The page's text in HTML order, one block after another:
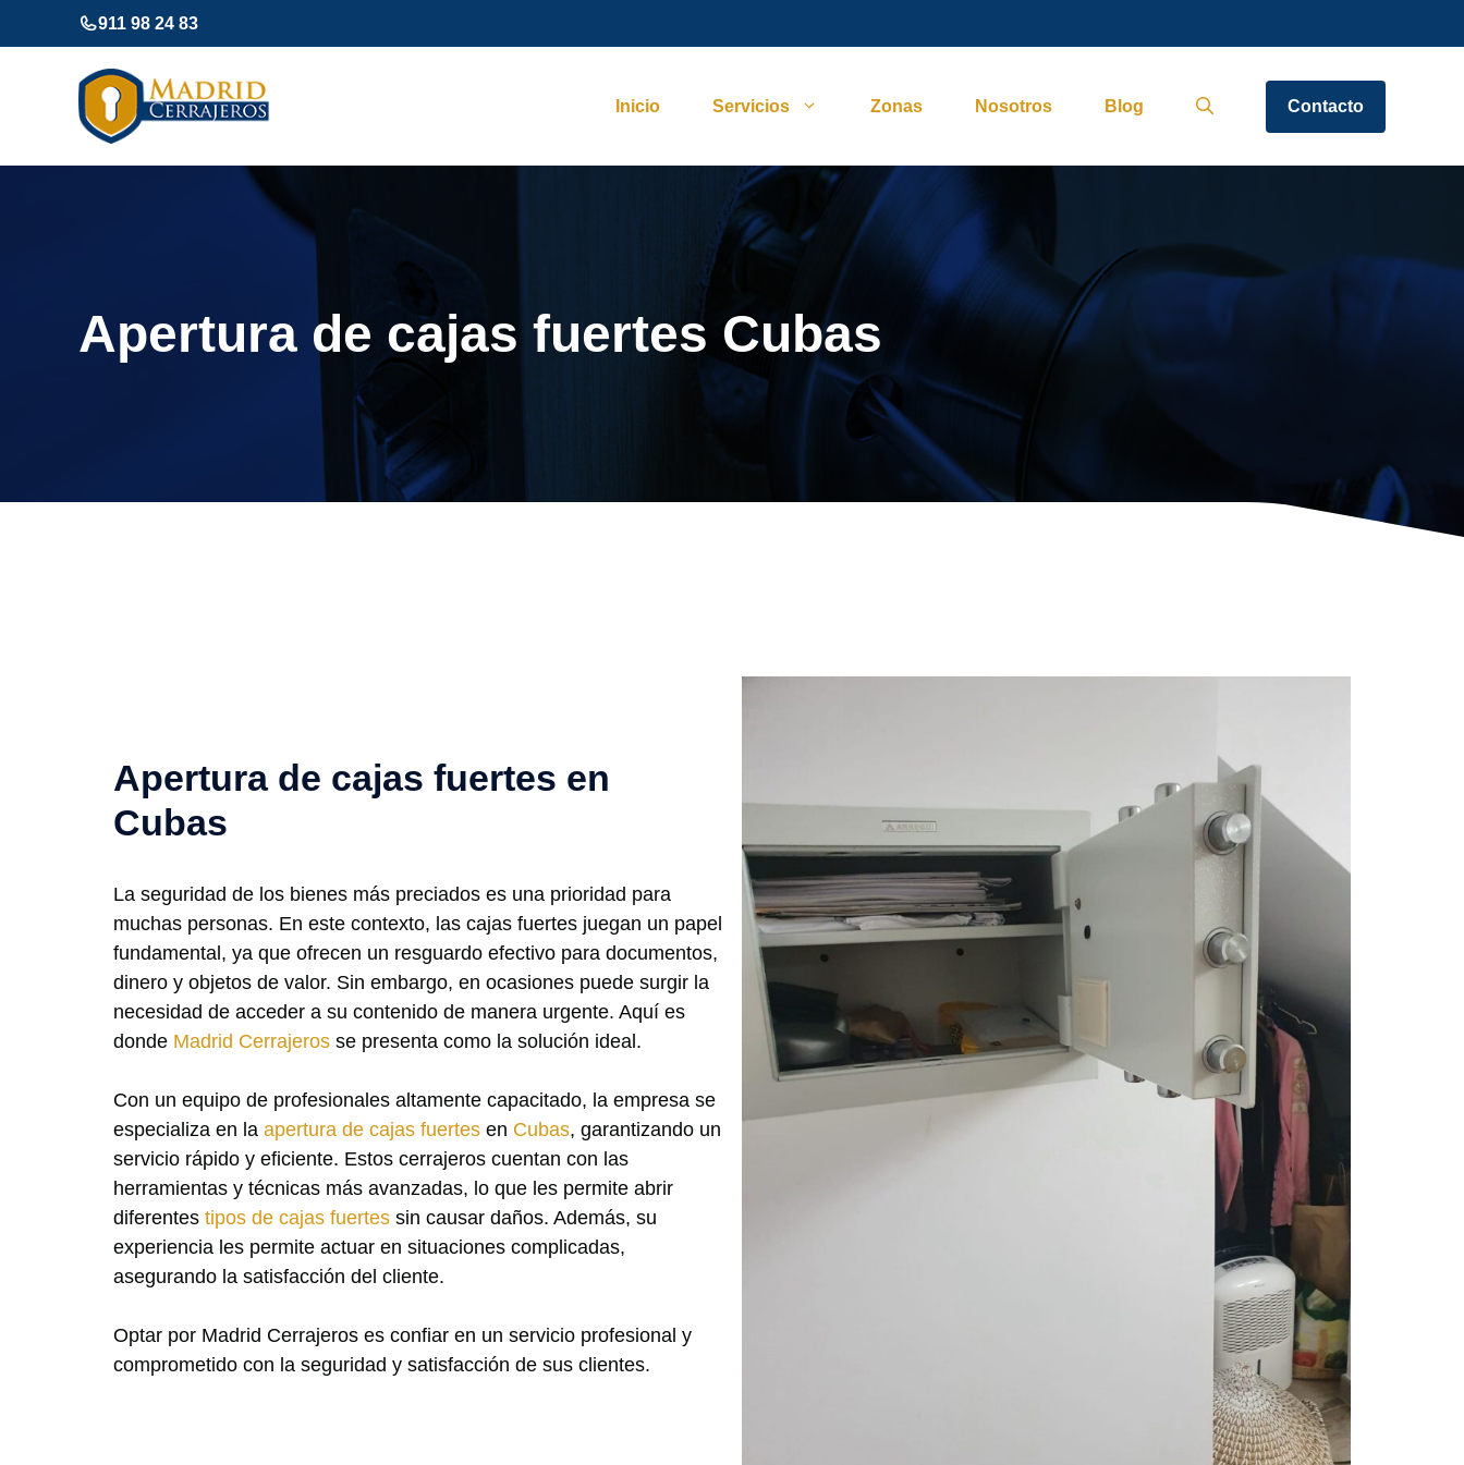
al
911 98 24 83
Inicio Servicios Zonas Nosotros Blog Contacto
Apertura de cajas fuertes Cubas
Apertura de cajas fuertes en
Cubas
La seguridad de los bienes más preciados es una prioridad para
muchas personas. En este contexto, las cajas fuertes juegan un papel
fundamental, ya que ofrecen un resguardo efectivo para documentos,
dinero y objetos de valor. Sin embargo, en ocasiones puede surgir la
necesidad de acceder a su contenido de manera urgente. Aquí es
donde Madrid Cerrajeros se presenta como la solución ideal.
Con un equipo de profesionales altamente capacitado, la empresa se
especializa en la apertura de cajas fuertes en Cubas, garantizando un
servicio rápido y eficiente. Estos cerrajeros cuentan con las
herramientas y técnicas más avanzadas, lo que les permite abrir
diferentes tipos de cajas fuertes sin causar daños. Además, su
experiencia les permite actuar en situaciones complicadas,
asegurando la satisfacción del cliente.
Optar por Madrid Cerrajeros es confiar en un servicio profesional y
comprometido con la seguridad y satisfacción de sus clientes.